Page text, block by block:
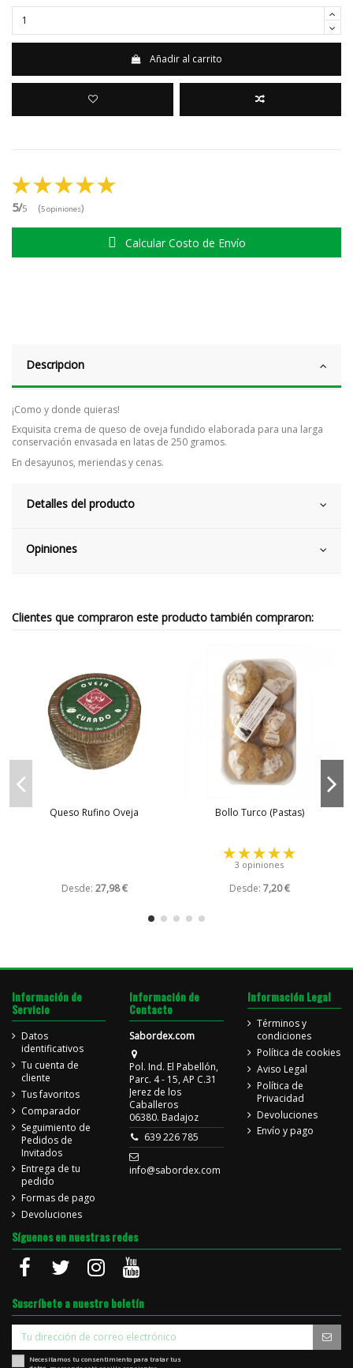
Añadir al carrito
5/5 (5 opiniones)
Calcular Costo de Envío
Descripcion
¡Como y donde quieras!
Exquisita crema de queso de oveja fundido elaborada para una larga
conservación envasada en latas de 250 gramos.
En desayunos, meriendas y cenas.
Detalles del producto
Opiniones
Clientes que compraron este producto también compraron:
Queso Rufino Oveja
Desde: 27,98 €
Bollo Turco (Pastas)
3 opiniones
Desde: 7,20 €
Información de
Servicio
Datos
identificativos
Tu cuenta de
cliente
Tus favoritos
Comparador
Seguimiento de
Pedidos de
Invitados
Entrega de tu
pedido
Formas de pago
Devoluciones
Información de
Contacto
Sabordex.com
Pol. Ind. El Pabellón,
Parc. 4 - 15, AP C.31
Jerez de los
Caballeros
06380. Badajoz
639 226 785
info@sabordex.com
Información Legal
Términos y
condiciones
Política de cookies
Aviso Legal
Política de
Privacidad
Devoluciones
Envío y pago
Síguenos en nuestras redes
Suscríbete a nuestro boletín
Necesitamos tu consentimiento para tratar tus